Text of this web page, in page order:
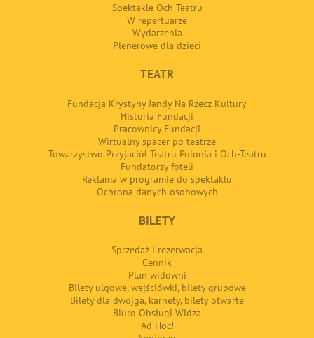
Spektakle Och-Teatru
W repertuarze
Wydarzenia
Plenerowe dla dzieci
TEATR
Fundacja Krystyny Jandy Na Rzecz Kultury
Historia Fundacji
Pracownicy Fundacji
Wirtualny spacer po teatrze
Towarzystwo Przyjaciół Teatru Polonia i Och-Teatru
Fundatorzy foteli
Reklama w programie do spektaklu
Ochrona danych osobowych
BILETY
Sprzedaż i rezerwacja
Cennik
Plan widowni
Bilety ulgowe, wejściówki, bilety grupowe
Bilety dla dwojga, karnety, bilety otwarte
Biuro Obsługi Widza
Ad Hoc!